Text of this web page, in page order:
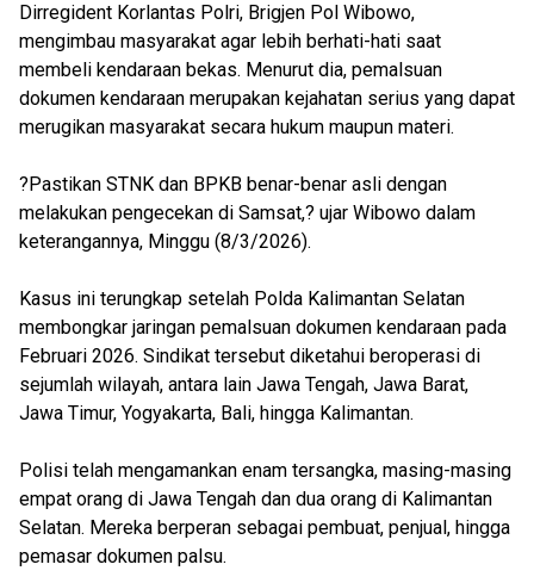
Dirregident Korlantas Polri, Brigjen Pol Wibowo,
mengimbau masyarakat agar lebih berhati-hati saat
membeli kendaraan bekas. Menurut dia, pemalsuan
dokumen kendaraan merupakan kejahatan serius yang dapat
merugikan masyarakat secara hukum maupun materi.
?Pastikan STNK dan BPKB benar-benar asli dengan
melakukan pengecekan di Samsat,? ujar Wibowo dalam
keterangannya, Minggu (8/3/2026).
Kasus ini terungkap setelah Polda Kalimantan Selatan
membongkar jaringan pemalsuan dokumen kendaraan pada
Februari 2026. Sindikat tersebut diketahui beroperasi di
sejumlah wilayah, antara lain Jawa Tengah, Jawa Barat,
Jawa Timur, Yogyakarta, Bali, hingga Kalimantan.
Polisi telah mengamankan enam tersangka, masing-masing
empat orang di Jawa Tengah dan dua orang di Kalimantan
Selatan. Mereka berperan sebagai pembuat, penjual, hingga
pemasar dokumen palsu.